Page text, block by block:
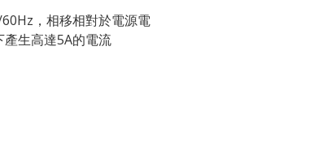
，相移相對於電源電
產生高達5A的電流